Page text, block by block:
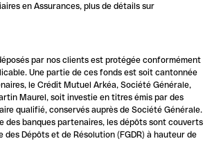
en Assurances, plus de détails sur
par nos clients est protégée conformément
Une partie de ces fonds est soit cantonnée
le Crédit Mutuel Arkéa, Société Générale,
Maurel, soit investie en titres émis par des
qualifié, conservés auprès de Société Générale.
des banques partenaires, les dépôts sont couverts
des Dépôts et de Résolution (FGDR) à hauteur de